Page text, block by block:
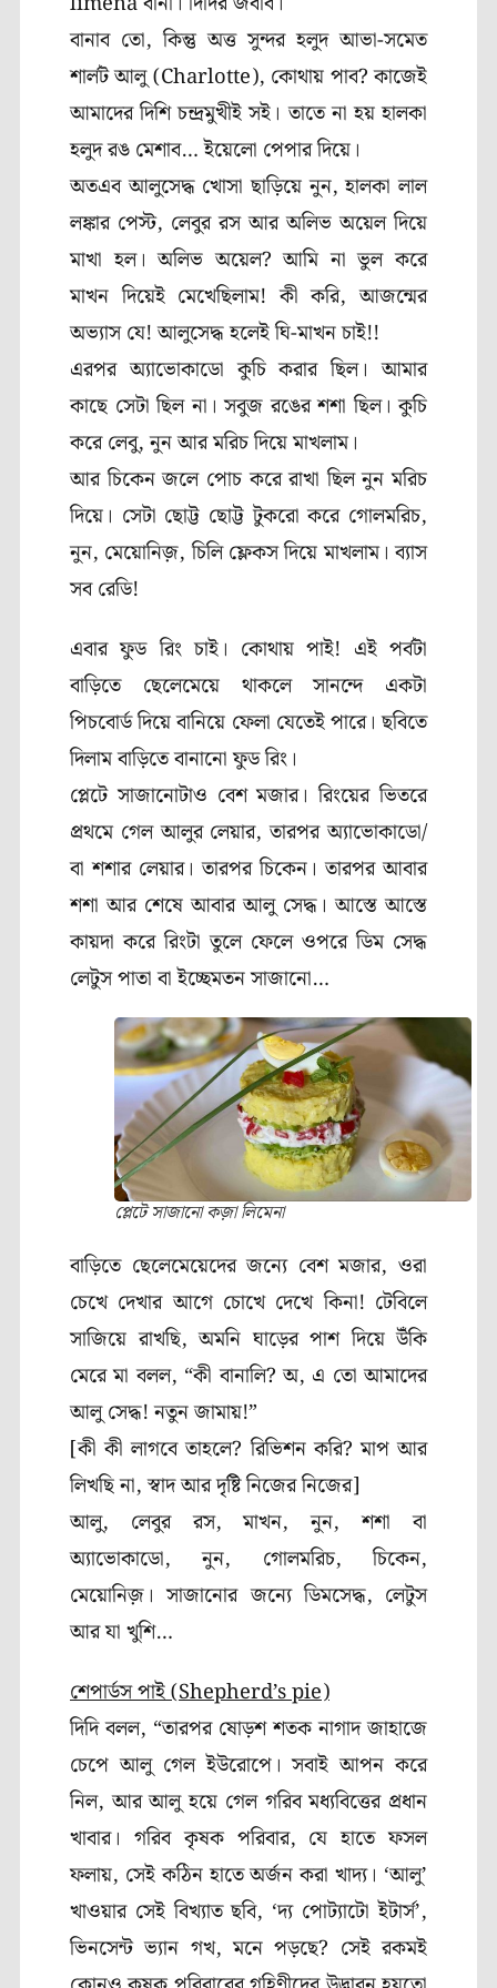
বানাব তো, কিন্তু অত্ত সুন্দর হলুদ আভা-সমেত
শার্লট আলু (Charlotte), কোথায় পাব? কাজেই
আমাদের দিশি চন্দ্রমুখীই সই। তাতে না হয় হালকা
হলুদ রঙ মেশাব… ইয়েলো পেপার দিয়ে।
অতএব আলুসেদ্ধ খোসা ছাড়িয়ে নুন, হালকা লাল
লঙ্কার পেস্ট, লেবুর রস আর অলিভ অয়েল দিয়ে
মাখা হল। অলিভ অয়েল? আমি না ভুল করে
মাখন দিয়েই মেখেছিলাম! কী করি, আজন্মের
অভ্যাস যে! আলুসেদ্ধ হলেই ঘি-মাখন চাই!!
এরপর অ্যাভোকাডো কুচি করার ছিল। আমার
কাছে সেটা ছিল না। সবুজ রঙের শশা ছিল। কুচি
করে লেবু, নুন আর মরিচ দিয়ে মাখলাম।
আর চিকেন জলে পোচ করে রাখা ছিল নুন মরিচ
দিয়ে। সেটা ছোট্ট ছোট্ট টুকরো করে গোলমরিচ,
নুন, মেয়োনিজ়, চিলি ফ্লেকস দিয়ে মাখলাম। ব্যাস
সব রেডি!
এবার ফুড রিং চাই। কোথায় পাই! এই পর্বটা
বাড়িতে ছেলেমেয়ে থাকলে সানন্দে একটা
পিচবোর্ড দিয়ে বানিয়ে ফেলা যেতেই পারে। ছবিতে
দিলাম বাড়িতে বানানো ফুড রিং।
প্লেটে সাজানোটাও বেশ মজার। রিংয়ের ভিতরে
প্রথমে গেল আলুর লেয়ার, তারপর অ্যাভোকাডো/
বা শশার লেয়ার। তারপর চিকেন। তারপর আবার
শশা আর শেষে আবার আলু সেদ্ধ। আস্তে আস্তে
কায়দা করে রিংটা তুলে ফেলে ওপরে ডিম সেদ্ধ
লেটুস পাতা বা ইচ্ছেমতন সাজানো…
প্লেটে সাজানো কজ়া লিমেনা
বাড়িতে ছেলেমেয়েদের জন্যে বেশ মজার, ওরা
চেখে দেখার আগে চোখে দেখে কিনা! টেবিলে
সাজিয়ে রাখছি, অমনি ঘাড়ের পাশ দিয়ে উঁকি
মেরে মা বলল, “কী বানালি? অ, এ তো আমাদের
আলু সেদ্ধ! নতুন জামায়!”
[কী কী লাগবে তাহলে? রিভিশন করি? মাপ আর
লিখছি না, স্বাদ আর দৃষ্টি নিজের নিজের]
আলু, লেবুর রস, মাখন, নুন, শশা বা
অ্যাভোকাডো, নুন, গোলমরিচ, চিকেন,
মেয়োনিজ়। সাজানোর জন্যে ডিমসেদ্ধ, লেটুস
আর যা খুশি…
শেপার্ডস পাই (Shepherd’s pie)
দিদি বলল, “তারপর ষোড়শ শতক নাগাদ জাহাজে
চেপে আলু গেল ইউরোপে। সবাই আপন করে
নিল, আর আলু হয়ে গেল গরিব মধ্যবিত্তের প্রধান
খাবার। গরিব কৃষক পরিবার, যে হাতে ফসল
ফলায়, সেই কঠিন হাতে অর্জন করা খাদ্য। ‘আলু’
খাওয়ার সেই বিখ্যাত ছবি, ‘দ্য পোট্যাটো ইটার্স’,
ভিনসেন্ট ভ্যান গখ, মনে পড়ছে? সেই রকমই